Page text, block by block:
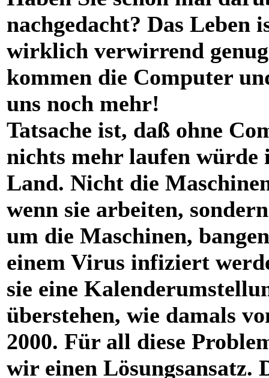
nachgedacht? Das Leben
wirklich verwirrend
kommen die Computer
uns noch mehr!
Tatsache ist, daß ohne
nichts mehr laufen würde
Land. Nicht die
wenn sie arbeiten,
um die Maschinen,
einem Virus infiziert
sie eine
überstehen, wie damals
2000. Für all diese
wir einen Lösungsansatz.